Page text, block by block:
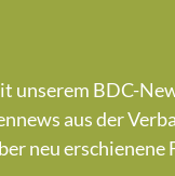
unserem BDC-
aus der
neu